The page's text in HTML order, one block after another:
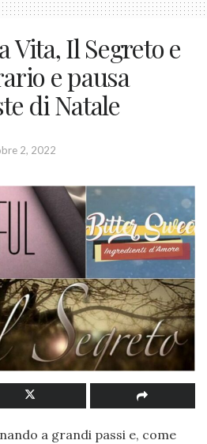
Vita, Il Segreto e
e pausa
di Natale
2, 2022
a grandi passi e, come